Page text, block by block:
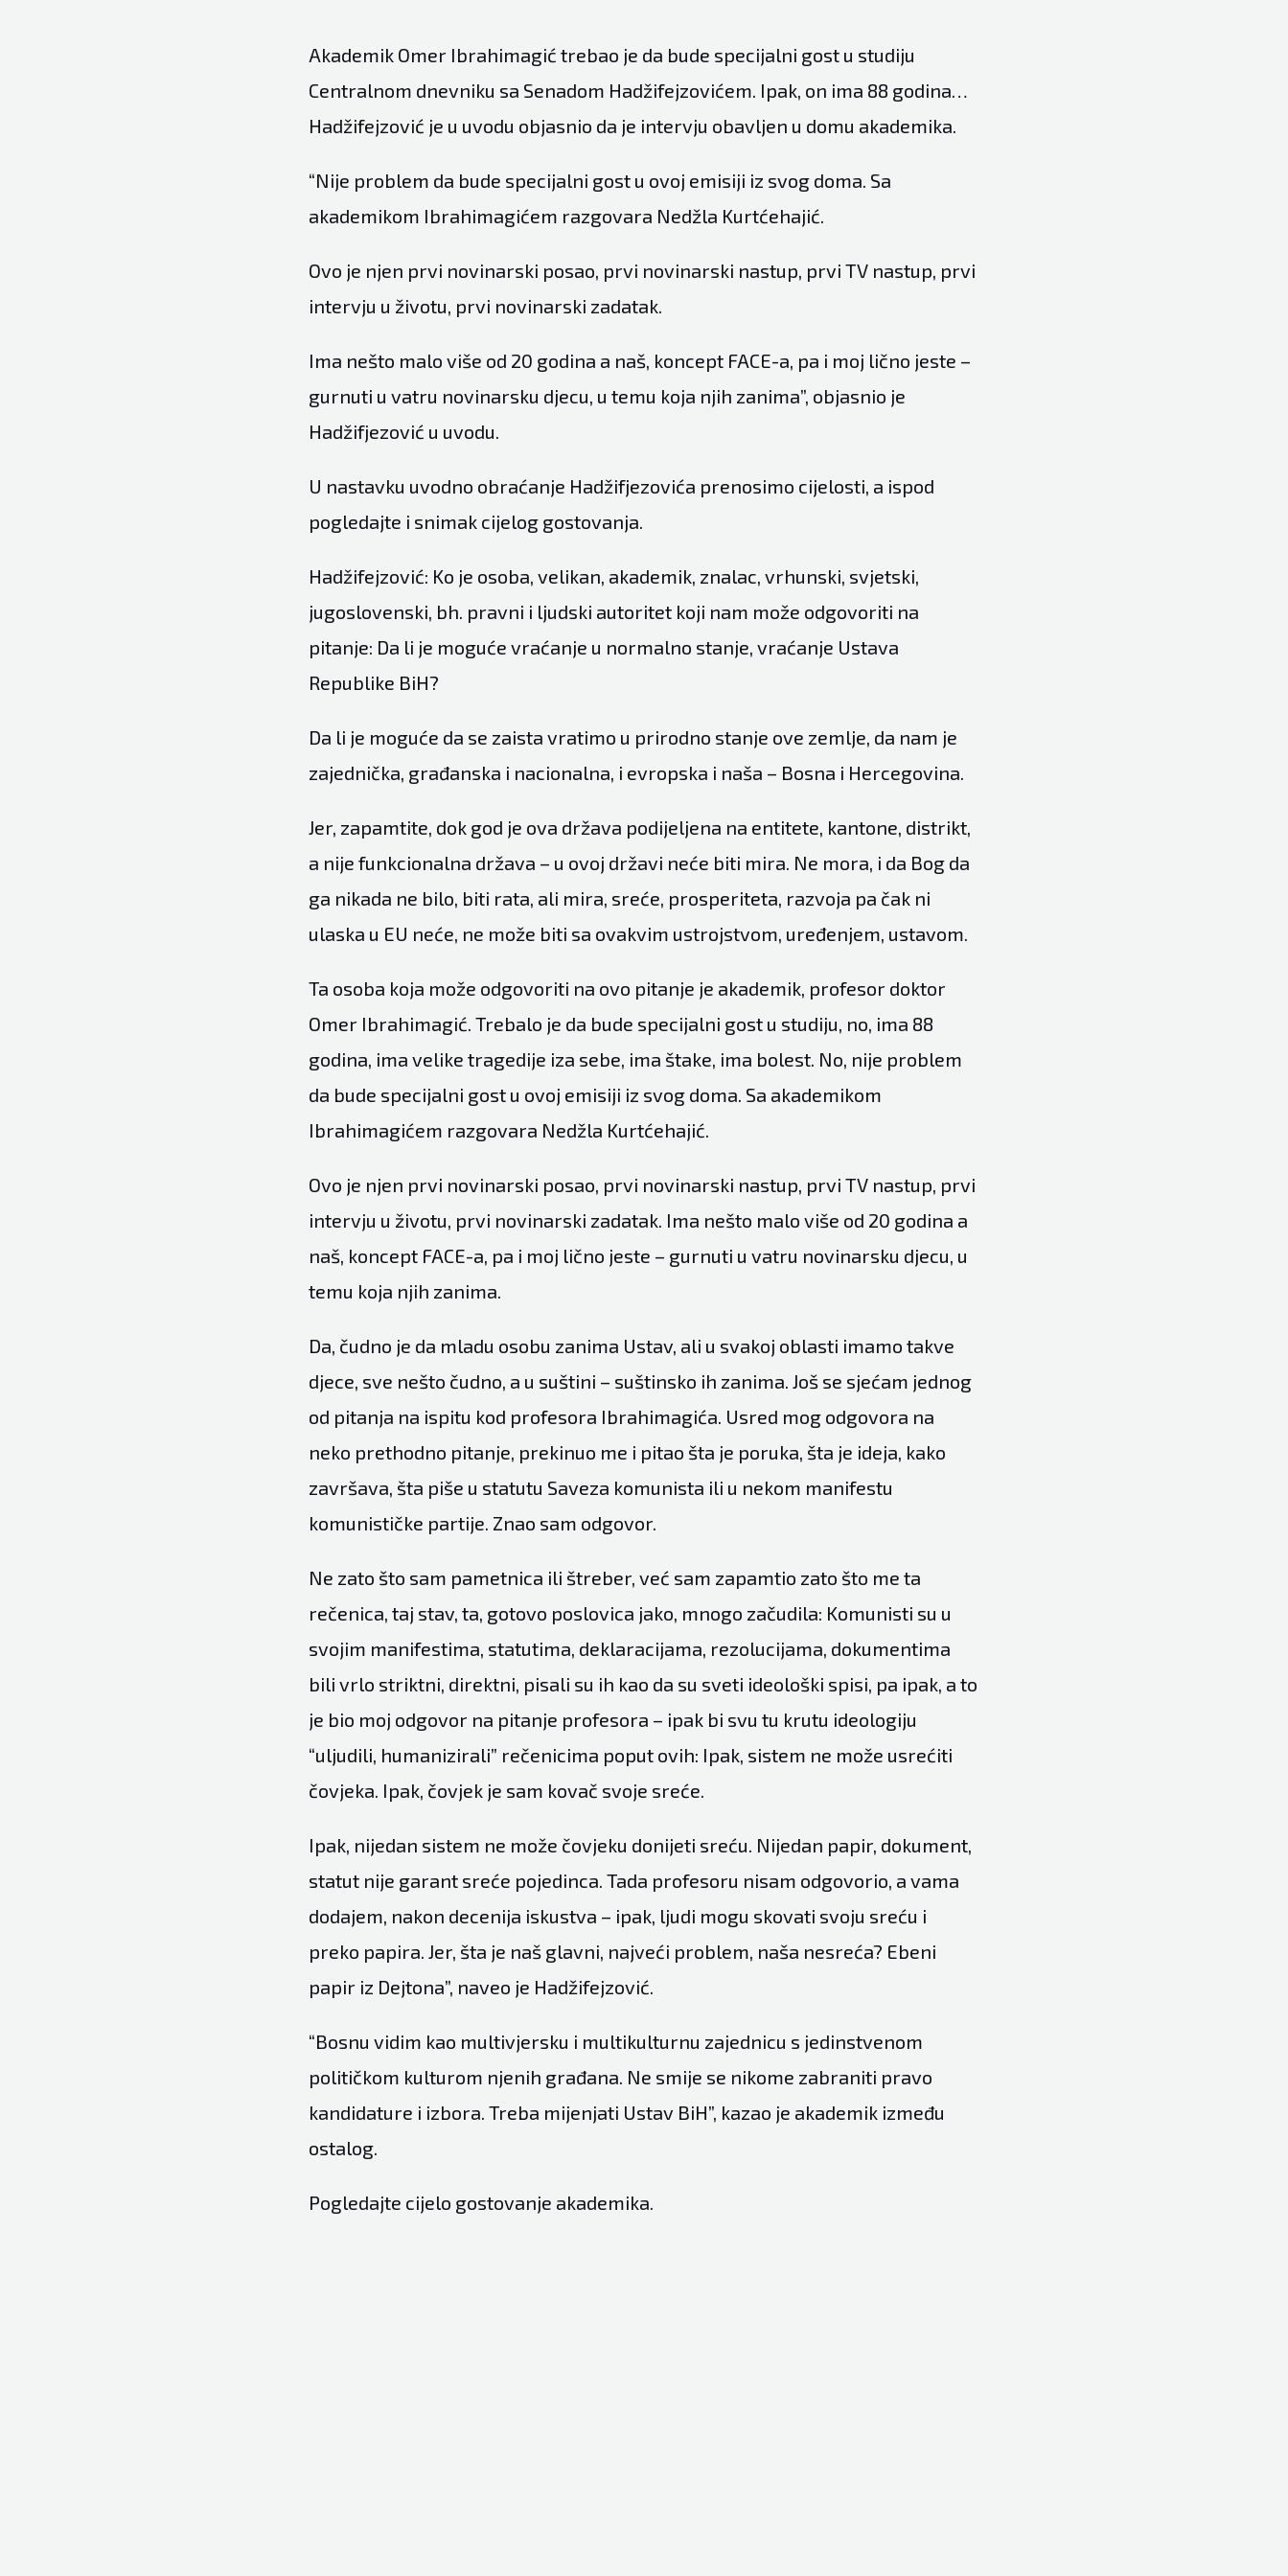
Akademik Omer Ibrahimagić trebao je da bude specijalni gost u studiju
Centralnom dnevniku sa Senadom Hadžifejzovićem. Ipak, on ima 88 godina…
Hadžifejzović je u uvodu objasnio da je intervju obavljen u domu akademika.
“Nije problem da bude specijalni gost u ovoj emisiji iz svog doma. Sa
akademikom Ibrahimagićem razgovara Nedžla Kurtćehajić.
Ovo je njen prvi novinarski posao, prvi novinarski nastup, prvi TV nastup, prvi
intervju u životu, prvi novinarski zadatak.
Ima nešto malo više od 20 godina a naš, koncept FACE-a, pa i moj lično jeste –
gurnuti u vatru novinarsku djecu, u temu koja njih zanima”, objasnio je
Hadžifjezović u uvodu.
U nastavku uvodno obraćanje Hadžifjezovića prenosimo cijelosti, a ispod
pogledajte i snimak cijelog gostovanja.
Hadžifejzović: Ko je osoba, velikan, akademik, znalac, vrhunski, svjetski,
jugoslovenski, bh. pravni i ljudski autoritet koji nam može odgovoriti na
pitanje: Da li je moguće vraćanje u normalno stanje, vraćanje Ustava
Republike BiH?
Da li je moguće da se zaista vratimo u prirodno stanje ove zemlje, da nam je
zajednička, građanska i nacionalna, i evropska i naša – Bosna i Hercegovina.
Jer, zapamtite, dok god je ova država podijeljena na entitete, kantone, distrikt,
a nije funkcionalna država – u ovoj državi neće biti mira. Ne mora, i da Bog da
ga nikada ne bilo, biti rata, ali mira, sreće, prosperiteta, razvoja pa čak ni
ulaska u EU neće, ne može biti sa ovakvim ustrojstvom, uređenjem, ustavom.
Ta osoba koja može odgovoriti na ovo pitanje je akademik, profesor doktor
Omer Ibrahimagić. Trebalo je da bude specijalni gost u studiju, no, ima 88
godina, ima velike tragedije iza sebe, ima štake, ima bolest. No, nije problem
da bude specijalni gost u ovoj emisiji iz svog doma. Sa akademikom
Ibrahimagićem razgovara Nedžla Kurtćehajić.
Ovo je njen prvi novinarski posao, prvi novinarski nastup, prvi TV nastup, prvi
intervju u životu, prvi novinarski zadatak. Ima nešto malo više od 20 godina a
naš, koncept FACE-a, pa i moj lično jeste – gurnuti u vatru novinarsku djecu, u
temu koja njih zanima.
Da, čudno je da mladu osobu zanima Ustav, ali u svakoj oblasti imamo takve
djece, sve nešto čudno, a u suštini – suštinsko ih zanima. Još se sjećam jednog
od pitanja na ispitu kod profesora Ibrahimagića. Usred mog odgovora na
neko prethodno pitanje, prekinuo me i pitao šta je poruka, šta je ideja, kako
završava, šta piše u statutu Saveza komunista ili u nekom manifestu
komunističke partije. Znao sam odgovor.
Ne zato što sam pametnica ili štreber, već sam zapamtio zato što me ta
rečenica, taj stav, ta, gotovo poslovica jako, mnogo začudila: Komunisti su u
svojim manifestima, statutima, deklaracijama, rezolucijama, dokumentima
bili vrlo striktni, direktni, pisali su ih kao da su sveti ideološki spisi, pa ipak, a to
je bio moj odgovor na pitanje profesora – ipak bi svu tu krutu ideologiju
“uljudili, humanizirali” rečenicima poput ovih: Ipak, sistem ne može usrećiti
čovjeka. Ipak, čovjek je sam kovač svoje sreće.
Ipak, nijedan sistem ne može čovjeku donijeti sreću. Nijedan papir, dokument,
statut nije garant sreće pojedinca. Tada profesoru nisam odgovorio, a vama
dodajem, nakon decenija iskustva – ipak, ljudi mogu skovati svoju sreću i
preko papira. Jer, šta je naš glavni, najveći problem, naša nesreća? Ebeni
papir iz Dejtona”, naveo je Hadžifejzović.
“Bosnu vidim kao multivjersku i multikulturnu zajednicu s jedinstvenom
političkom kulturom njenih građana. Ne smije se nikome zabraniti pravo
kandidature i izbora. Treba mijenjati Ustav BiH”, kazao je akademik između
ostalog.
Pogledajte cijelo gostovanje akademika.